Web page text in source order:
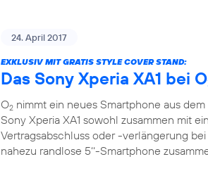
24. April 2017
EXKLUSIV MIT GRATIS STYLE COVER STAND:
Das Sony Xperia XA1 bei O
O2 nimmt ein neues Smartphone aus
Sony Xperia XA1 sowohl zusammen mit
Vertragsabschluss oder -verlängerung bei
nahezu randlose 5‘‘-Smartphone